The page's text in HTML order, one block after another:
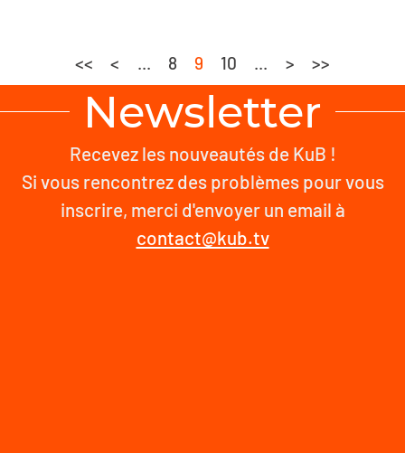
<< < ... 8 9 10 ... > >>
Newsletter
Recevez les nouveautés de KuB !
Si vous rencontrez des problèmes pour vous
inscrire, merci d'envoyer un email à
contact@kub.tv